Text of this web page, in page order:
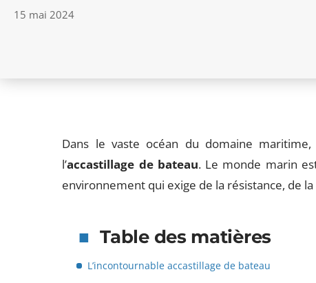
15 mai 2024
Dans le vaste océan du domaine
l’accastillage de bateau. Le monde marin
environnement qui exige de la résistance, de
Table des matières
L’incontournable accastillage de bateau